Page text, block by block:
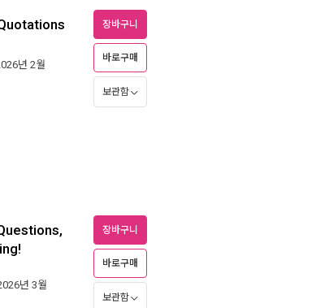
년 2월
장바구니
바로구매
보관함
년 3월
장바구니
바로구매
보관함